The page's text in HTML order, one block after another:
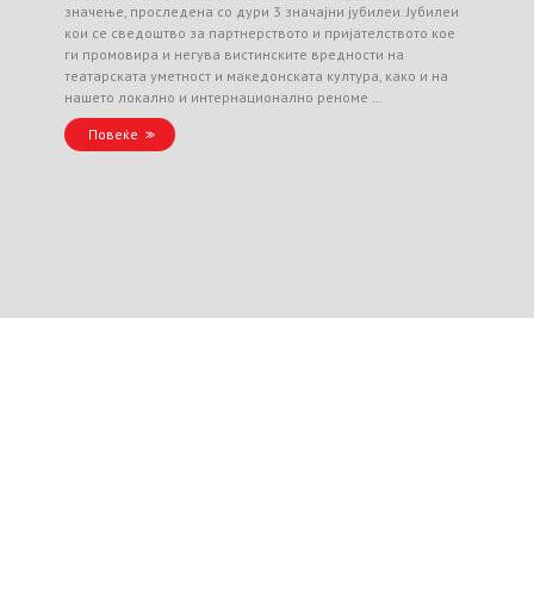
значење, проследена со дури 3 значајни јубилеи. Јубилеи
кои се сведоштво за партнерството и пријателството кое
ги промовира и негува вистинските вредности на
театарската уметност и македонската култура, како и на
нашето локално и интернационално реноме …
Повеќе